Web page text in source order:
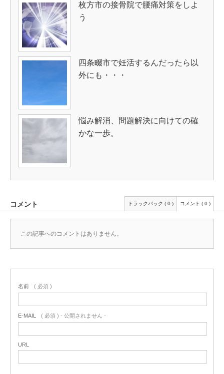
枚方市の接骨院で腰痛対策をしよ
う
四条畷市で妊活するんだったら以
外にも・・・
悩み解消、問題解決に向けての確
かな一歩。
コメント トラックバック ( 0 ) コメント ( 0 )
この記事へのコメントはありません。
名前 ( 必須 )
E-MAIL ( 必須 ) - 公開されません -
URL